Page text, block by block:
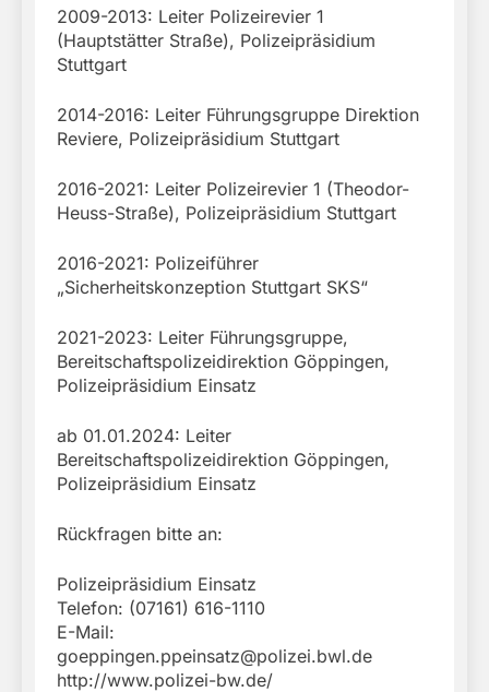
2009-2013: Leiter Polizeirevier 1
(Hauptstätter Straße), Polizeipräsidium
Stuttgart
2014-2016: Leiter Führungsgruppe Direktion
Reviere, Polizeipräsidium Stuttgart
2016-2021: Leiter Polizeirevier 1 (Theodor-
Heuss-Straße), Polizeipräsidium Stuttgart
2016-2021: Polizeiführer
„Sicherheitskonzeption Stuttgart SKS“
2021-2023: Leiter Führungsgruppe,
Bereitschaftspolizeidirektion Göppingen,
Polizeipräsidium Einsatz
ab 01.01.2024: Leiter
Bereitschaftspolizeidirektion Göppingen,
Polizeipräsidium Einsatz
Rückfragen bitte an:
Polizeipräsidium Einsatz
Telefon: (07161) 616-1110
E-Mail:
goeppingen.ppeinsatz@polizei.bwl.de
http://www.polizei-bw.de/